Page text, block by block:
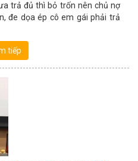
trả đủ thì bỏ trốn nên chủ nợ
đe dọa ép cô em gái phải trả
tiếp